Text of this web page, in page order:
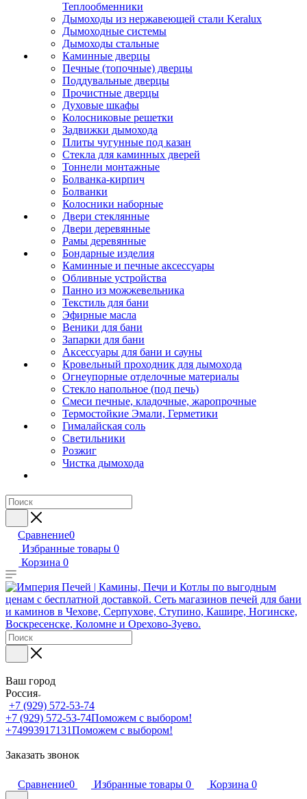
Теплообменники
Дымоходы из нержавеющей стали Keralux
Дымоходные системы
Дымоходы стальные
Каминные дверцы
Печные (топочные) дверцы
Поддувальные дверцы
Прочистные дверцы
Духовые шкафы
Колосниковые решетки
Задвижки дымохода
Плиты чугунные под казан
Стекла для каминных дверей
Тоннели монтажные
Болванка-кирпич
Болванки
Колосники наборные
Двери стеклянные
Двери деревянные
Рамы деревянные
Бондарные изделия
Каминные и печные аксессуары
Обливные устройства
Панно из можжевельника
Текстиль для бани
Эфирные масла
Веники для бани
Запарки для бани
Аксессуары для бани и сауны
Кровельный проходник для дымохода
Огнеупорные отделочные материалы
Стекло напольное (под печь)
Смеси печные, кладочные, жаропрочные
Термостойкие Эмали, Герметики
Гималайская соль
Светильники
Розжиг
Чистка дымохода
Сравнение0
Избранные товары 0
Корзина 0
Ваш город
Россия
+7 (929) 572-53-74
+7 (929) 572-53-74Поможем с выбором!
+74993917131Поможем с выбором!
Заказать звонок
Сравнение0 Избранные товары 0 Корзина 0